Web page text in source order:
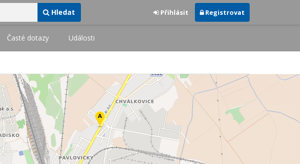
Hledat Přihlásit Registrovat
Časté dotazy Události